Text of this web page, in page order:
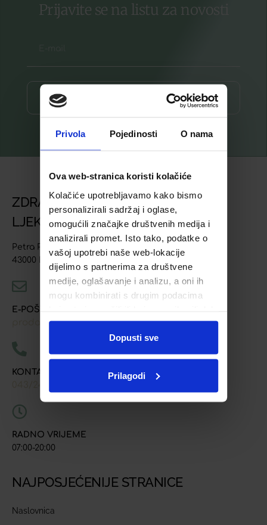
Privola Pojedinosti O nama
Ova web-stranica koristi kolačiće
Kolačiće upotrebljavamo kako bismo
personalizirali sadržaj i oglase,
omogućili značajke društvenih medija i
analizirali promet. Isto tako, podatke o
vašoj upotrebi naše web-lokacije
dijelimo s partnerima za društvene
medije, oglašavanje i analizu, a oni ih
mogu kombinirati s drugim podacima
ste upotrebljavali njihove usluge.
Dopusti sve
Prilagodi
Prijavite se na listu za novosti
ZDRAVSTVENA USTANOVA
LJEKARNA BJELOVAR
Petra Preradovića 4
43000 Bjelovar
E-POŠTA
prodaja@ljekarna-bjelovar.hr
KONTAKT TELEFONI
RADNO VRIJEME
07:00-20:00
NAJPOSJEĆENIJE STRANICE
Naslovnica